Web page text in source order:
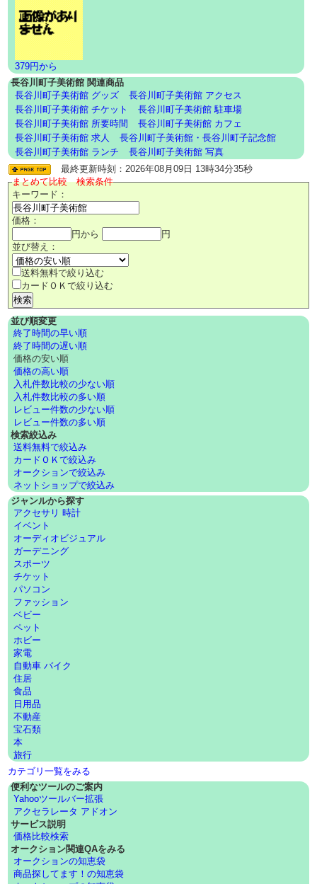
379円から
長谷川町子美術館 関連商品
長谷川町子美術館 グッズ
長谷川町子美術館 アクセス
長谷川町子美術館 チケット
長谷川町子美術館 駐車場
長谷川町子美術館 所要時間
長谷川町子美術館 カフェ
長谷川町子美術館 求人
長谷川町子美術館・長谷川町子記念館
長谷川町子美術館 ランチ
長谷川町子美術館 写真
最終更新時刻：2026年08月09日 13時34分35秒
まとめて比較 検索条件
キーワード：
価格：
円から
円
並び替え：
送料無料で絞り込む
カードＯＫで絞り込む
並び順変更
終了時間の早い順
終了時間の遅い順
価格の安い順
価格の高い順
入札件数比較の少ない順
入札件数比較の多い順
レビュー件数の少ない順
レビュー件数の多い順
検索絞込み
送料無料で絞込み
カードＯＫで絞込み
オークションで絞込み
ネットショップで絞込み
ジャンルから探す
アクセサリ 時計
イベント
オーディオビジュアル
ガーデニング
スポーツ
チケット
パソコン
ファッション
ベビー
ペット
ホビー
家電
自動車 バイク
住居
食品
日用品
不動産
宝石類
本
旅行
カテゴリ一覧をみる
便利なツールのご案内
Yahooツールバー拡張
アクセラレータ アドオン
サービス説明
価格比較検索
オークション関連QAをみる
オークションの知恵袋
商品探してます！の知恵袋